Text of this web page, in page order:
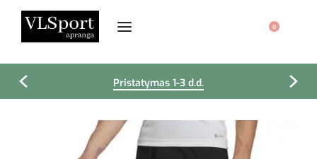
0
Pristatymas 1-3 d.d.